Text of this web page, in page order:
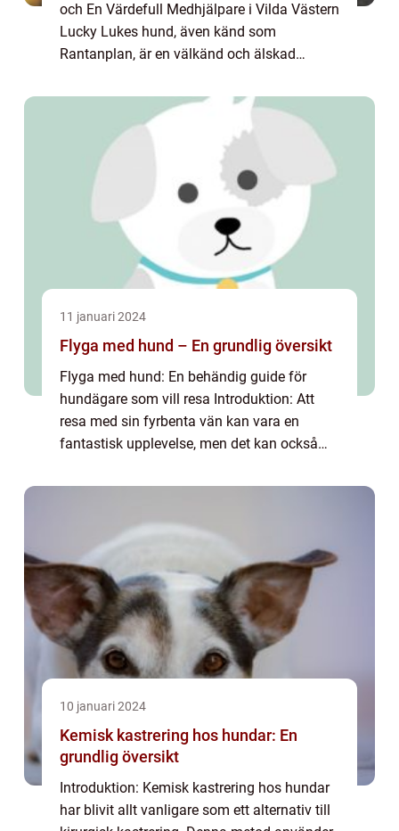
och En Värdefull Medhjälpare i Vilda Västern
Lucky Lukes hund, även känd som
Rantanplan, är en välkänd och älskad
Luke, skapad av den belgiske tecknaren och
11 januari 2024
Flyga med hund – En grundlig översikt
Flyga med hund: En behändig guide för
hundägare som vill resa Introduktion: Att
resa med sin fyrbenta vän kan vara en
fantastisk upplevelse, men det kan också
till att flyga med hund. I denna artikel
10 januari 2024
Kemisk kastrering hos hundar: En
grundlig översikt
Introduktion: Kemisk kastrering hos hundar
har blivit allt vanligare som ett alternativ till